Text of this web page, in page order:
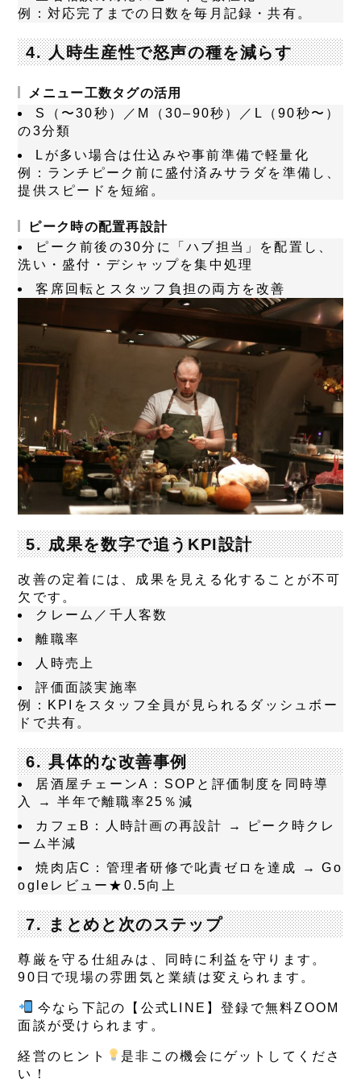
例
：対応完了までの日数を毎月記録・共有。
4. 人時生産性で怒声の種を減らす
メニュー工数タグの活用
S（〜30秒）／M（30–90秒）／L（90秒〜）
の3分類
Lが多い場合は仕込みや事前準備で軽量化
例
：ランチピーク前に盛付済みサラダを準備し、
提供スピードを短縮。
ピーク時の配置再設計
ピーク前後の30分に「ハブ担当」を配置し、
洗い・盛付・デシャップを集中処理
客席回転とスタッフ負担の両方を改善
5. 成果を数字で追うKPI設計
改善の定着には、成果を見える化することが不可
欠です。
クレーム／千人客数
離職率
人時売上
評価面談実施率
例
：KPIをスタッフ全員が見られるダッシュボー
ドで共有。
6. 具体的な改善事例
居酒屋チェーンA ：SOPと評価制度を同時導
入 → 半年で離職率25％減
カフェB ：人時計画の再設計 → ピーク時クレ
ーム半減
焼肉店C ：管理者研修で叱責ゼロを達成 → Go
ogleレビュー★0.5向上
7. まとめと次のステップ
尊厳を守る仕組みは、同時に利益を守ります。
90日で現場の雰囲気と業績は変えられます。
今なら下記の【公式LINE】登録で無料ZOOM
面談が受けられます。
経営のヒント
是非この機会にゲットしてくださ
い！